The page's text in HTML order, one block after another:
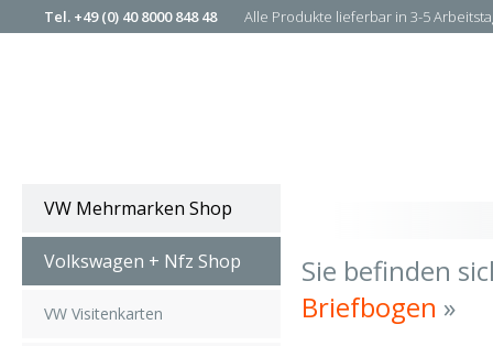
Tel. +49 (0) 40 8000 848 48
Alle Produkte lieferbar in 3-5
VW Mehrmarken Shop
Volkswagen + Nfz Shop
VW Visitenkarten
Sie befinden
Briefbogen »